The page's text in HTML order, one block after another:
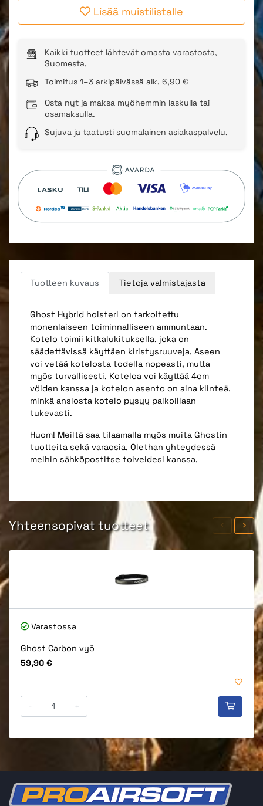
Lisää muistilistalle
Kaikki tuotteet lähtevät omasta varastosta,
Suomesta.
Toimitus 1–3 arkipäivässä alk. 6,90 €
Osta nyt ja maksa myöhemmin laskulla tai
osamaksulla.
Sujuva ja taatusti suomalainen asiakaspalvelu.
Tuotteen kuvaus Tietoja valmistajasta
Ghost Hybrid holsteri on tarkoitettu
monenlaiseen toiminnalliseen ammuntaan.
Kotelo toimii kitkalukituksella, joka on
säädettävissä käyttäen kiristysruuveja. Aseen
voi vetää kotelosta todella nopeasti, mutta
myös turvallisesti. Koteloa voi käyttää 4cm
vöiden kanssa ja kotelon asento on aina kiinteä,
minkä ansiosta kotelo pysyy paikoillaan
tukevasti.
Huom! Meiltä saa tilaamalla myös muita Ghostin
tuotteita sekä varaosia. Olethan yhteydessä
meihin sähköpostitse toiveidesi kanssa.
Yhteensopivat tuotteet
Varastossa
Ghost Carbon vyö
Hinta
59,90 €
- +